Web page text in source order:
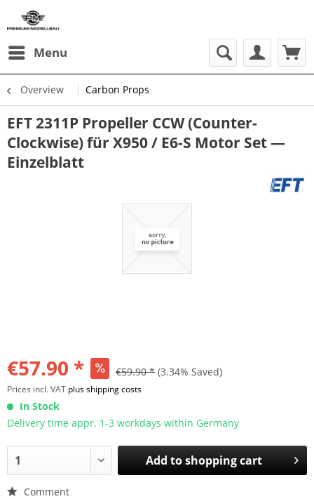
Menu
Overview Carbon Props
EFT 2311P Propeller CCW (Counter-
Clockwise) für X950 / E6-S Motor Set —
Einzelblatt
€57.90 * €59.90 * (3.34% Saved)
Prices incl. VAT plus shipping costs
In Stock
Delivery time appr. 1-3 workdays within Germany
Add toshopping cart
Comment